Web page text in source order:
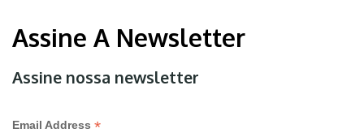
Assine A Newsletter
Assine nossa newsletter
Email Address *